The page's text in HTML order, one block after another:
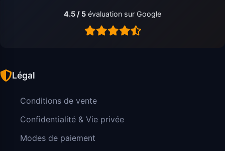
4.5 / 5 évaluation sur Google
Légal
Conditions de vente
Confidentialité & Vie privée
Modes de paiement